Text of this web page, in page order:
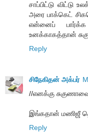
சாப்பிட்டு விட்டு
அரை பாக்கெட்
என்னைப் பார்க்க
உனக்காகத்தான்
Reply
சிநேகிதன் அக்பர்
//எனக்கு
இங்கதான் மணிஜீ
Reply